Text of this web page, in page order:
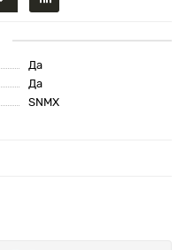
Да
Да
SNMX